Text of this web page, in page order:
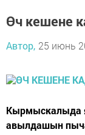
Өч кешене
Автор, 25 июнь
Кырмыскалыда
авылдашын